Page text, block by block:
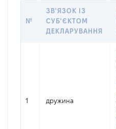
№
ЗВ'ЯЗОК ІЗ
СУБ'ЄКТОМ
ДЕКЛАРУВАННЯ
1 дружина